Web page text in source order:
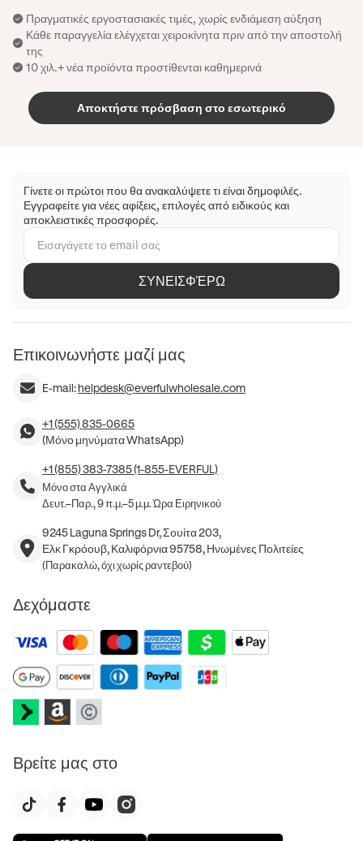
Πραγματικές εργοστασιακές τιμές, χωρίς ενδιάμεση αύξηση
Κάθε παραγγελία ελέγχεται χειροκίνητα πριν από την αποστολή
της
10 χιλ.+ νέα προϊόντα προστίθενται καθημερινά
Αποκτήστε πρόσβαση στο εσωτερικό
Γίνετε οι πρώτοι που θα ανακαλύψετε τι είναι δημοφιλές.
Εγγραφείτε για νέες αφίξεις, επιλογές από ειδικούς και
αποκλειστικές προσφορές.
ΣΥΝΕΙΣΦΈΡΩ
Επικοινωνήστε μαζί μας
E-mail:helpdesk@everfulwholesale.com
+1 (555) 835-0665
(Μόνο μηνύματα WhatsApp)
+1 (855) 383-7385 (1-855-EVERFUL)
Μόνο στα Αγγλικά
Δευτ.–Παρ., 9 π.μ.–5 μ.μ. Ώρα Ειρηνικού
9245 Laguna Springs Dr, Σουίτα 203,
Ελκ Γκρόουβ, Καλιφόρνια 95758, Ηνωμένες Πολιτείες
(Παρακαλώ, όχι χωρίς ραντεβού)
Δεχόμαστε
Βρείτε μας στο